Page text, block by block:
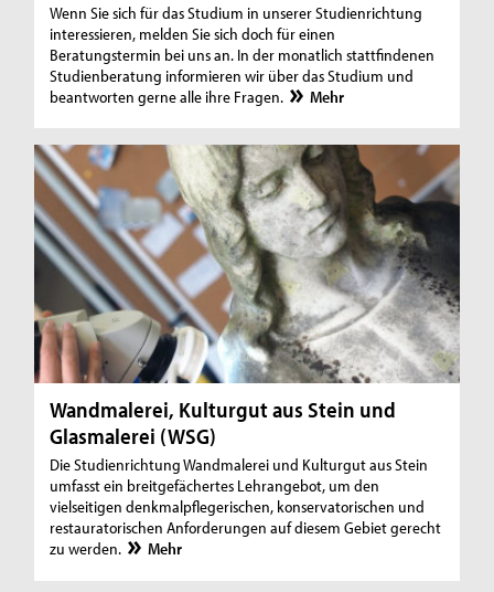
Wenn Sie sich für das Studium in unserer Studienrichtung
interessieren, melden Sie sich doch für einen
Beratungstermin bei uns an. In der monatlich stattfindenen
Studienberatung informieren wir über das Studium und
beantworten gerne alle ihre Fragen.
Mehr
Wandmalerei, Kulturgut aus Stein und
Glasmalerei (WSG)
Die Studienrichtung Wandmalerei und Kulturgut aus Stein
umfasst ein breitgefächertes Lehrangebot, um den
vielseitigen denkmalpflegerischen, konservatorischen und
restauratorischen Anforderungen auf diesem Gebiet gerecht
zu werden.
Mehr